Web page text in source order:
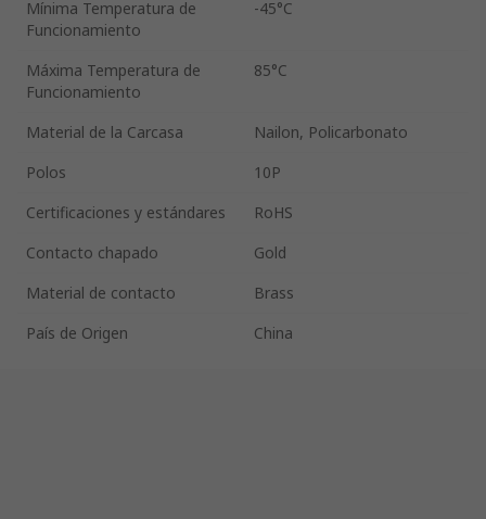
Mínima Temperatura de
Funcionamiento
-45°C
Máxima Temperatura de
Funcionamiento
85°C
Material de la Carcasa
Nailon, Policarbonato
Polos
10P
Certificaciones y estándares
RoHS
Contacto chapado
Gold
Material de contacto
Brass
País de Origen
China